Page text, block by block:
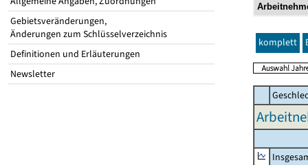
Gebietsveränderungen,
Änderungen zum Schlüsselverzeichnis
Definitionen und Erläuterungen
Newsletter
komplett